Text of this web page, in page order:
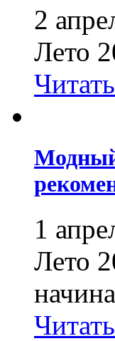
2
Лето
Модный
1
Лето